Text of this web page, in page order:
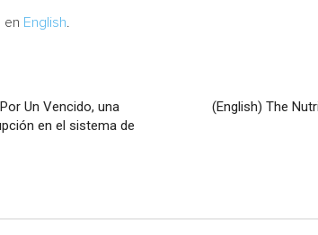
en English
Un Vencido, una
en el sistema de
(English) The